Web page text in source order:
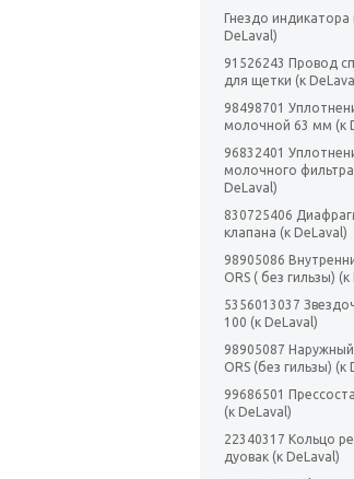
Гнездо индикатора
DeLaval)
91526243 Провод
для щетки (к
98498701
молочной 63 мм (к
96832401
молочного фильтра
DeLaval)
830725406
клапана (к DeLaval)
98905086
ORS ( без гильзы) (к
5356013037
100 (к DeLaval)
98905087
ORS (без гильзы) (к
99686501
(к DeLaval)
22340317 Кольцо
дуовак (к DeLaval)